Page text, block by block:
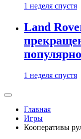
1 неделя спустя
Land
1 неделя спустя
Главная
Игры
Кооперативы